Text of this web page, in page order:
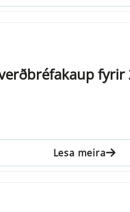
fyrir
Lesa meira